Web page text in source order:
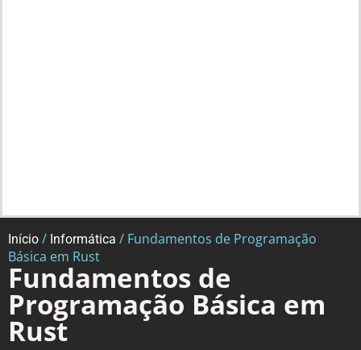
Início / Informática / Fundamentos de Programação
Básica em Rust
Fundamentos de
Programação Básica em
Rust